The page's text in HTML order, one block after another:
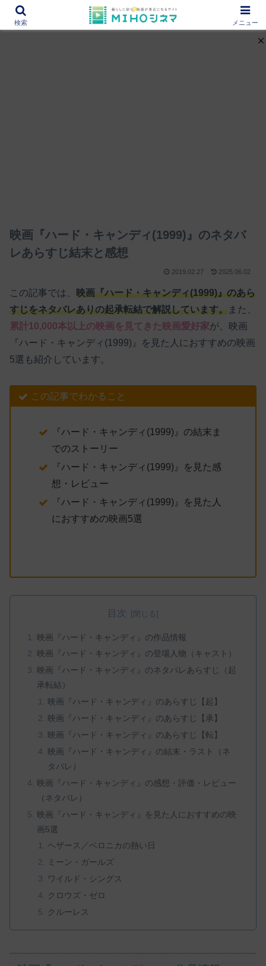
12000作品を紹介！あなたの映画図書館『MIHOシネマ』
映画『ハード・キャンディ(1999)』のネタバ
レあらすじ結末と感想
2019.02.27 2025.06.02
この記事では、 映画『ハード・キャンディ(1999)』のあら
すじをネタバレありの起承転結で解説しています。 また、
累計10,000本以上の映画を見てきた映画愛好家が、映画
『ハード・キャンディ(1999)』を見た人におすすめの映画
5選も紹介しています。
この記事でわかること
『ハード・キャンディ(1999)』の結末ま
でのストーリー
『ハード・キャンディ(1999)』を見た感
想・レビュー
『ハード・キャンディ(1999)』を見た人
におすすめの映画5選
目次
映画『ハード・キャンディ』の作品情報
映画『ハード・キャンディ』の登場人物（キャスト）
映画『ハード・キャンディ』のネタバレあらすじ（起
承転結）
映画『ハード・キャンディ』のあらすじ【起】
映画『ハード・キャンディ』のあらすじ【承】
映画『ハード・キャンディ』のあらすじ【転】
映画『ハード・キャンディ』の結末・ラスト（ネ
タバレ）
映画『ハード・キャンディ』の感想・評価・レビュー
（ネタバレ）
映画『ハード・キャンディ』を見た人におすすめの映
画5選
ヘザース／ベロニカの熱い日
ミーン・ガールズ
ワイルド・シングス
クロウズ・ゼロ
クルーレス
検索 メニュー